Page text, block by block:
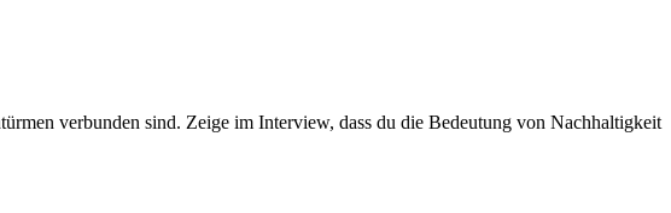
verbunden sind. Zeige im Interview, dass du die Bedeutung von Nachhaltigkeit